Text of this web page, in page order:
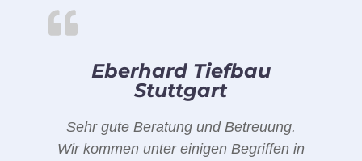
Eberhard Tiefbau
Stuttgart
Sehr gute Beratung und Betreuung.
Wir kommen unter einigen Begriffen in